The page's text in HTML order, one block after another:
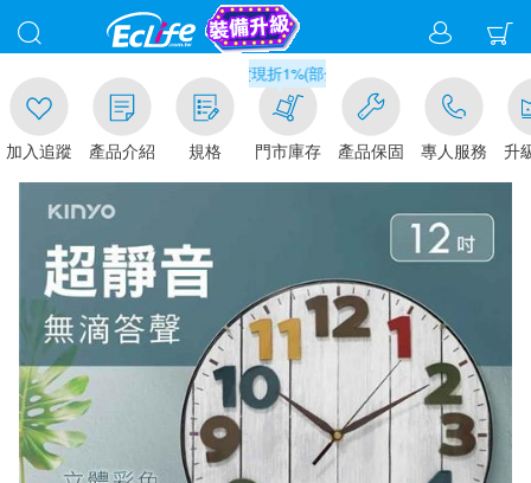
蹤 產品介紹 規格
滿千元門市取貨現折1%(部分商品不適用)-請點我看
門市庫存 產品保固 專人服務 升級金